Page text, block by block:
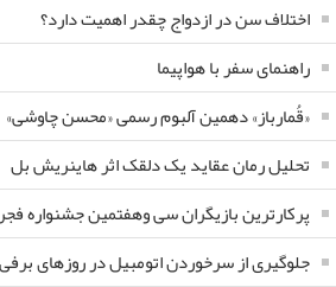
اختلاف سن در ازدواج چقدر اهمیت دارد؟
راهنمای سفر با هواپیما
«قُمارباز» دهمین آلبوم رسمی «محسن چاوشی»
تحلیل رمان عقاید یک دلقک اثر هاینریش بل
پرکارترین بازیگران سی وهفتمین جشنواره
جلوگیری از سرخوردن اتومبیل در روزهای برفی